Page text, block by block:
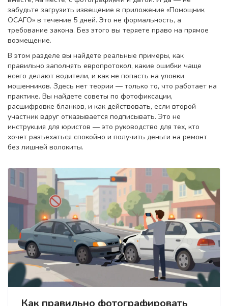
забудьте загрузить извещение в приложение «Помощник
ОСАГО» в течение 5 дней. Это не формальность, а
требование закона. Без этого вы теряете право на прямое
возмещение.
В этом разделе вы найдете реальные примеры, как
правильно заполнять европротокол, какие ошибки чаще
всего делают водители, и как не попасть на уловки
мошенников. Здесь нет теории — только то, что работает на
практике. Вы найдете советы по фотофиксации,
расшифровке бланков, и как действовать, если второй
участник вдруг отказывается подписывать. Это не
инструкция для юристов — это руководство для тех, кто
хочет разъехаться спокойно и получить деньги на ремонт
без лишней волокиты.
Как правильно фотографировать